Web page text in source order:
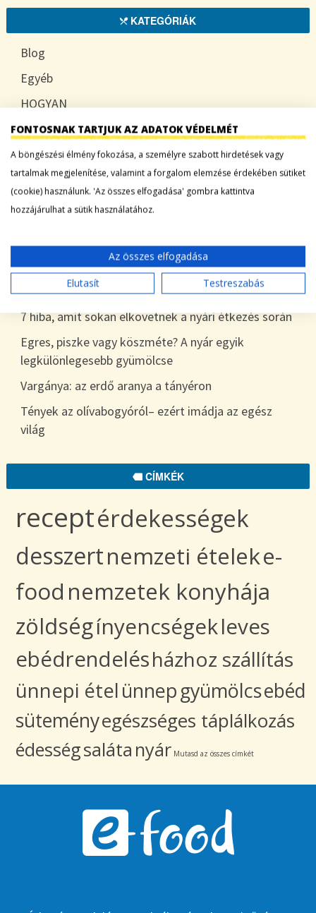
KATEGÓRIÁK
Blog
Egyéb
HOGYAN
TUDATOSAN
LEGFRISSEBB BEJEGYZÉSEK
desszert
Tökszezon: sokoldalú alapanyagok a nyártól
egészen télig
7 hiba, amit sokan elkövetnek a nyári étkezés során
Egres, piszke vagy köszméte? A nyár egyik
legkülönlegesebb gyümölcse
Vargánya: az erdő aranya a tányéron
Tények az olívabogyóról– ezért imádja az egész
világ
CÍMKÉK
receptérdekességek
desszertnemzeti ételeke-
food nemzetek konyhája
zöldségínyencségekleves
ebédrendelésházhoz szállítás
ünnepi ételünnepgyümölcsebéd
süteményegészséges táplálkozás
édességsaláta nyár Mutasd az összes címkét
FONTOSNAK TARTJUK AZ ADATOK VÉDELMÉT
A böngészési élmény fokozása, a személyre szabott hirdetések vagy
tartalmak megjelenítése, valamint a forgalom elemzése érdekében sütiket
(cookie) használunk. 'Az összes elfogadása' gombra kattintva
hozzájárulhat a sütik használatához.
Az összes elfogadása
Elutasít
Testreszabás